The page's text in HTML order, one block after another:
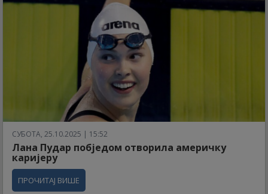
СУБОТА, 25.10.2025 | 15:52
Лана Пудар побједом отворила америчку
каријеру
ПРОЧИТАЈ ВИШЕ